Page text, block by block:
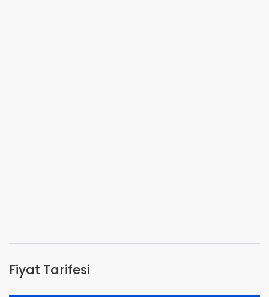
Fiyat Tarifesi